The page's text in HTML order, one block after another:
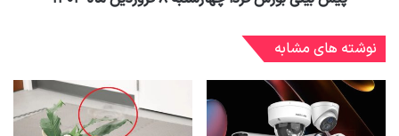
نوشته های مشابه